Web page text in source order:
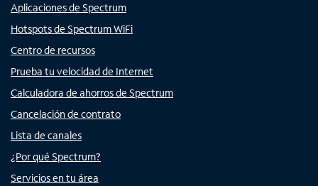
Aplicaciones de Spectrum
Hotspots de Spectrum WiFi
Centro de recursos
Prueba tu velocidad de Internet
Calculadora de ahorros de Spectrum
Cancelación de contrato
Lista de canales
¿Por qué Spectrum?
Servicios en tu área